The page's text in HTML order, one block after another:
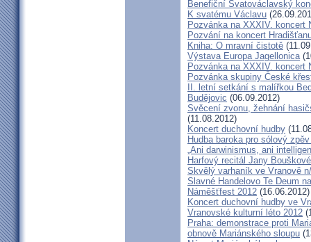
Benefiční Svatováclavský
K svatému Václavu
Pozvánka na XXXIV. koncert
Pozvání na koncert
Kniha: O mravní čistotě
Výstava Europa Jagellonica
Pozvánka na XXXIV. koncert
Pozvánka skupiny České
II. letní setkání s malířkou
Budějovic (06.09.2012)
Svěcení zvonu, žehnání
(11.08.2012)
Koncert duchovní hudby
Hudba baroka pro sólový
„Ani darwinismus, ani
Harfový recitál Jany
Skvělý varhaník ve Vranově
Slavné Handelovo Te Deum
Náměšťfest 2012 (16.06.2012)
Koncert duchovní hudby ve
Vranovské kulturní léto 2012
Praha: demonstrace proti
obnově Mariánského sloupu